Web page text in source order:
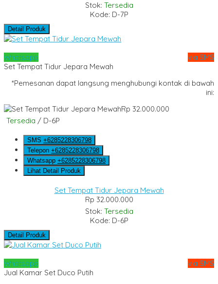
Stok: Tersedia
Kode: D-7P
Detail Produk
Whatsapp
via SMS
Set Tempat Tidur Jepara Mewah
*Pemesanan dapat langsung menghubungi kontak di bawah
ini:
Rp 32.000.000
Tersedia / D-6P
SMS +6285228306798
Telepon +6285228306798
Whatsapp +6285228306798
Lihat Detail Produk
Set Tempat Tidur Jepara Mewah
Rp 32.000.000
Stok: Tersedia
Kode: D-6P
Detail Produk
Whatsapp
via SMS
Jual Kamar Set Duco Putih